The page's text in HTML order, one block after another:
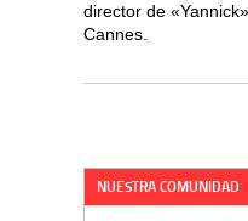
director de
Cannes.
NUESTRA COMUNIDAD